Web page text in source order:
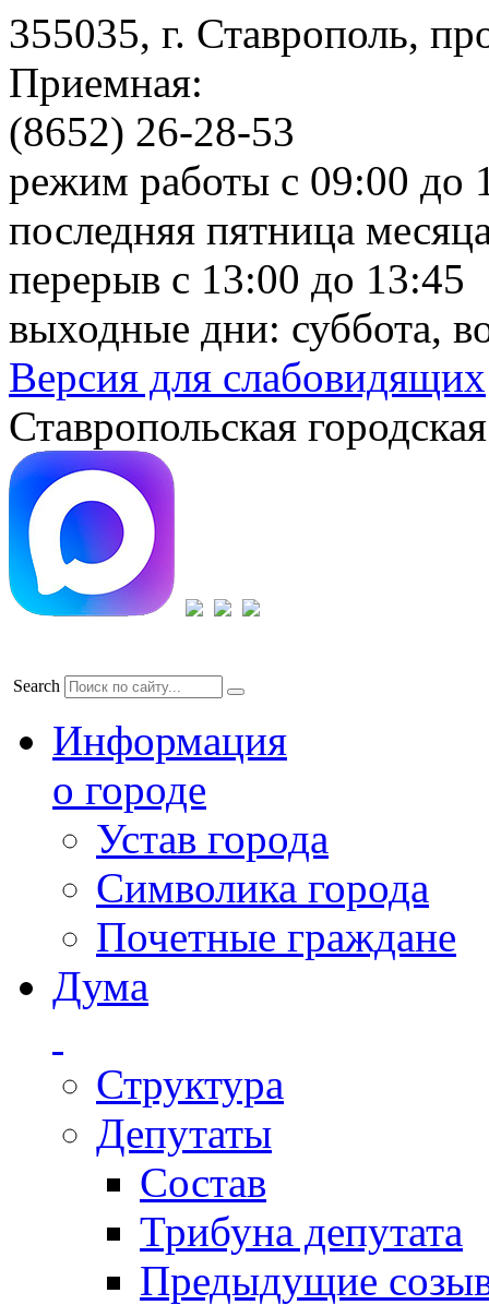
355035, г. Ставрополь,
Приемная:
(8652) 26-28-53
режим работы с 09:00 до
последняя пятница
перерыв с 13:00 до 13:45
выходные дни: суббота,
Версия для слабовидящих
Ставропольская
Search
Информация
о городе
Устав города
Символика города
Почетные граждане
Дума
Структура
Депутаты
Состав
Трибуна депутата
Предыдущие